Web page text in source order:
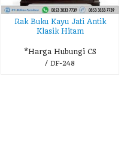
Rak Buku Kayu Jati Antik
Klasik Hitam
*Harga Hubungi CS
/ DF-248